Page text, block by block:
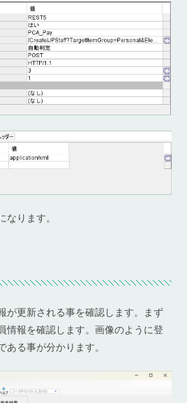
なります。
が更新される事を確認します。まず
情報を確認します。画像のように登
ある事が分かります。